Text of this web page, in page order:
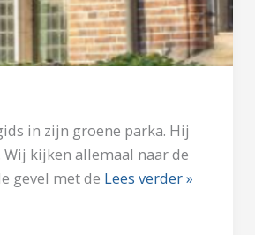
in zijn groene parka. Hij
kijken allemaal naar de
gevel met de Lees verder »